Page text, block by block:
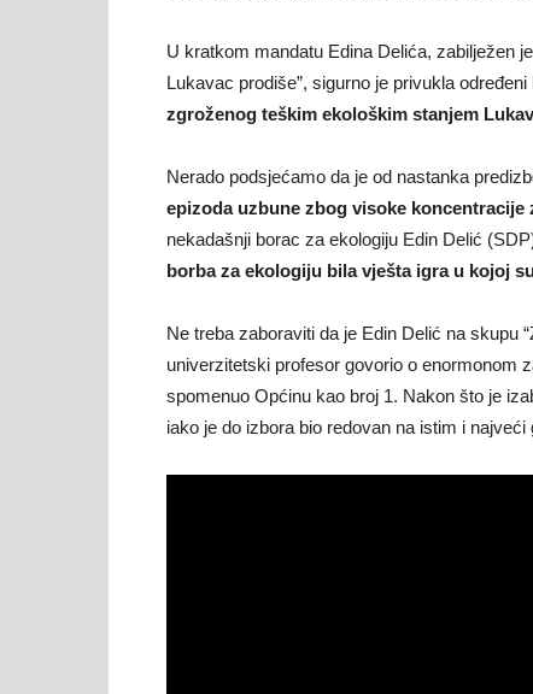
U kratkom mandatu Edina Delića, zabilježen
Lukavac prodiše”, sigurno je privukla
zgroženog teškim ekološkim stanjem
Nerado podsjećamo da je od nastanka
epizoda uzbune zbog visoke koncentracije
nekadašnji borac za ekologiju Edin Delić
borba za ekologiju bila vješta igra u kojoj
Ne treba zaboraviti da je Edin Delić na skupu
univerzitetski profesor govorio o enormonom
spomenuo Općinu kao broj 1. Nakon što je
iako je do izbora bio redovan na istim i najveći